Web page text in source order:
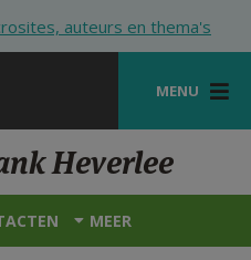
auteurs en thema's
MENU
Heverlee
MEER